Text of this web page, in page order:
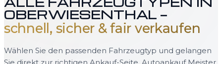
OBERWIESENTHAL —
schnell, sicher & fair verkaufen
Wählen Sie den passenden Fahrzeugtyp und gelangen